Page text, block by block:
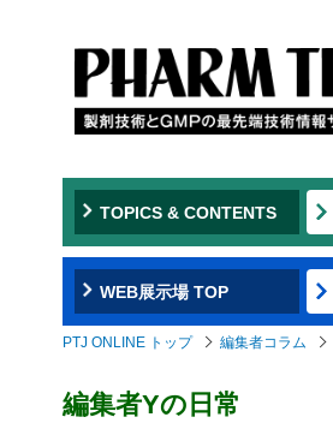
TOPICS & CONTENTS
WEB展示場 TOP
PTJ ONLINE トップ 編集者コラム
編集者Yの日常